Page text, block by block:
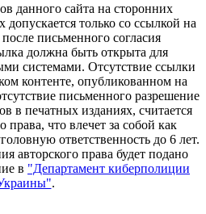
данного сайта на сторонних
только cо ссылкой на
письменного согласия
должна быть открыта для
системами. Отсутствие ссылки
контенте, опубликованном на
письменного разрешение
в печатных изданиях, считается
права, что влечет за собой как
ответственность до 6 лет.
авторского права будет подано
в "Департамент киберполиции
.